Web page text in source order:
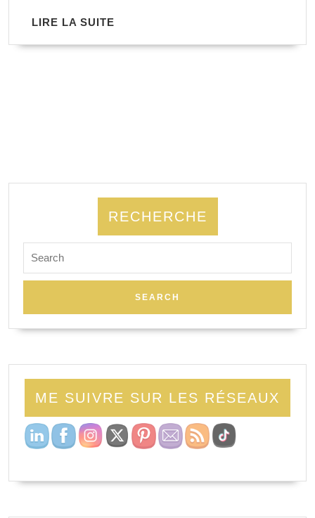
LIRE LA SUITE
RECHERCHE
for:
ME SUIVRE SUR LES RÉSEAUX